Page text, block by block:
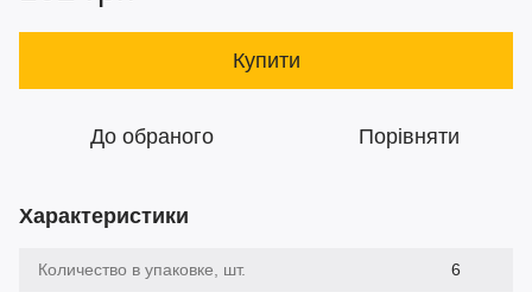
Купити
До обраного Порівняти
Характеристики
Количество в упаковке, шт. 6